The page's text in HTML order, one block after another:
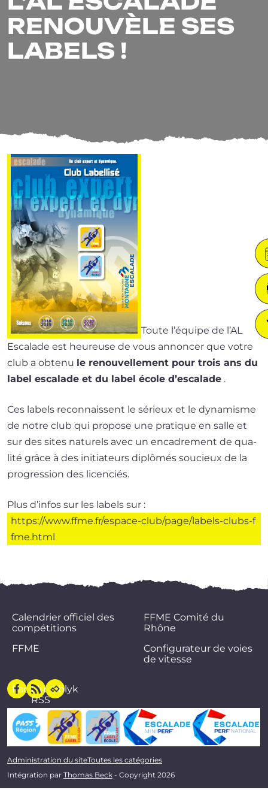
RENOUVÈLE SES
LABELS !
Toute l’é­quipe de l’AL
Escalade est heu­reuse de vous annon­cer que votre
club a obte­nu le renou­vel­le­ment pour trois ans du
label esca­lade et du label école d’esca­lade .
Ces labels recon­naissent le sérieux et le dyna­misme
de notre club qui pro­pose une pra­tique en salle et
sur des sites natu­rels avec un enca­dre­ment de qua­
li­té grâce à des ini­tia­teurs diplô­més sou­cieux de la
pro­gres­sion des licenciés.
Plus d’in­fos sur les labels sur :
https://​www​.ffme​.fr/​e​s​p​a​c​e​-​c​l​u​b​/​p​a​g​e​/​l​a​b​e​l​s​-​c​l​u​b​s​-​f​
fme.html
Calendrier officiel des
compétitions
FFME
FFME Comité du
Rhône
Configurateur de voies
de vitesse
Facebook
Flux
RSS
Oblyk
Administration du siteToutes les catégories
Intégration par Thomas Beck - Copyright 2026